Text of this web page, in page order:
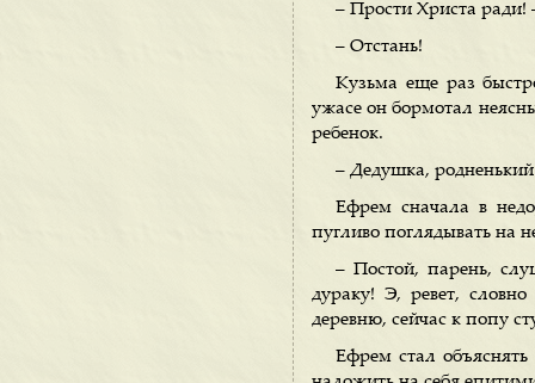
– Прости Христа ради!
– Отстань!
Кузьма еще раз
ужасе он бормотал
ребенок.
– Дедушка,
Ефрем сначала в
пугливо поглядывать на
– Постой, парень,
дураку! Э, ревет,
деревню, сейчас к попу
Ефрем стал